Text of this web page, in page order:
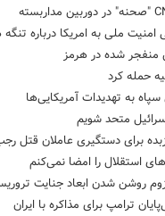
ملی به امریکا درباره تنگه
منفجر شده در هرمز
حمله کرد
به تهدیدات آمریکایی‌ها
متحد شویم
برای دستگیری عاملان قتل
استقلال را امضا نمی‌کنم
روشن شدن ابعاد جنایت
ترامپ برای مذاکره با ایران